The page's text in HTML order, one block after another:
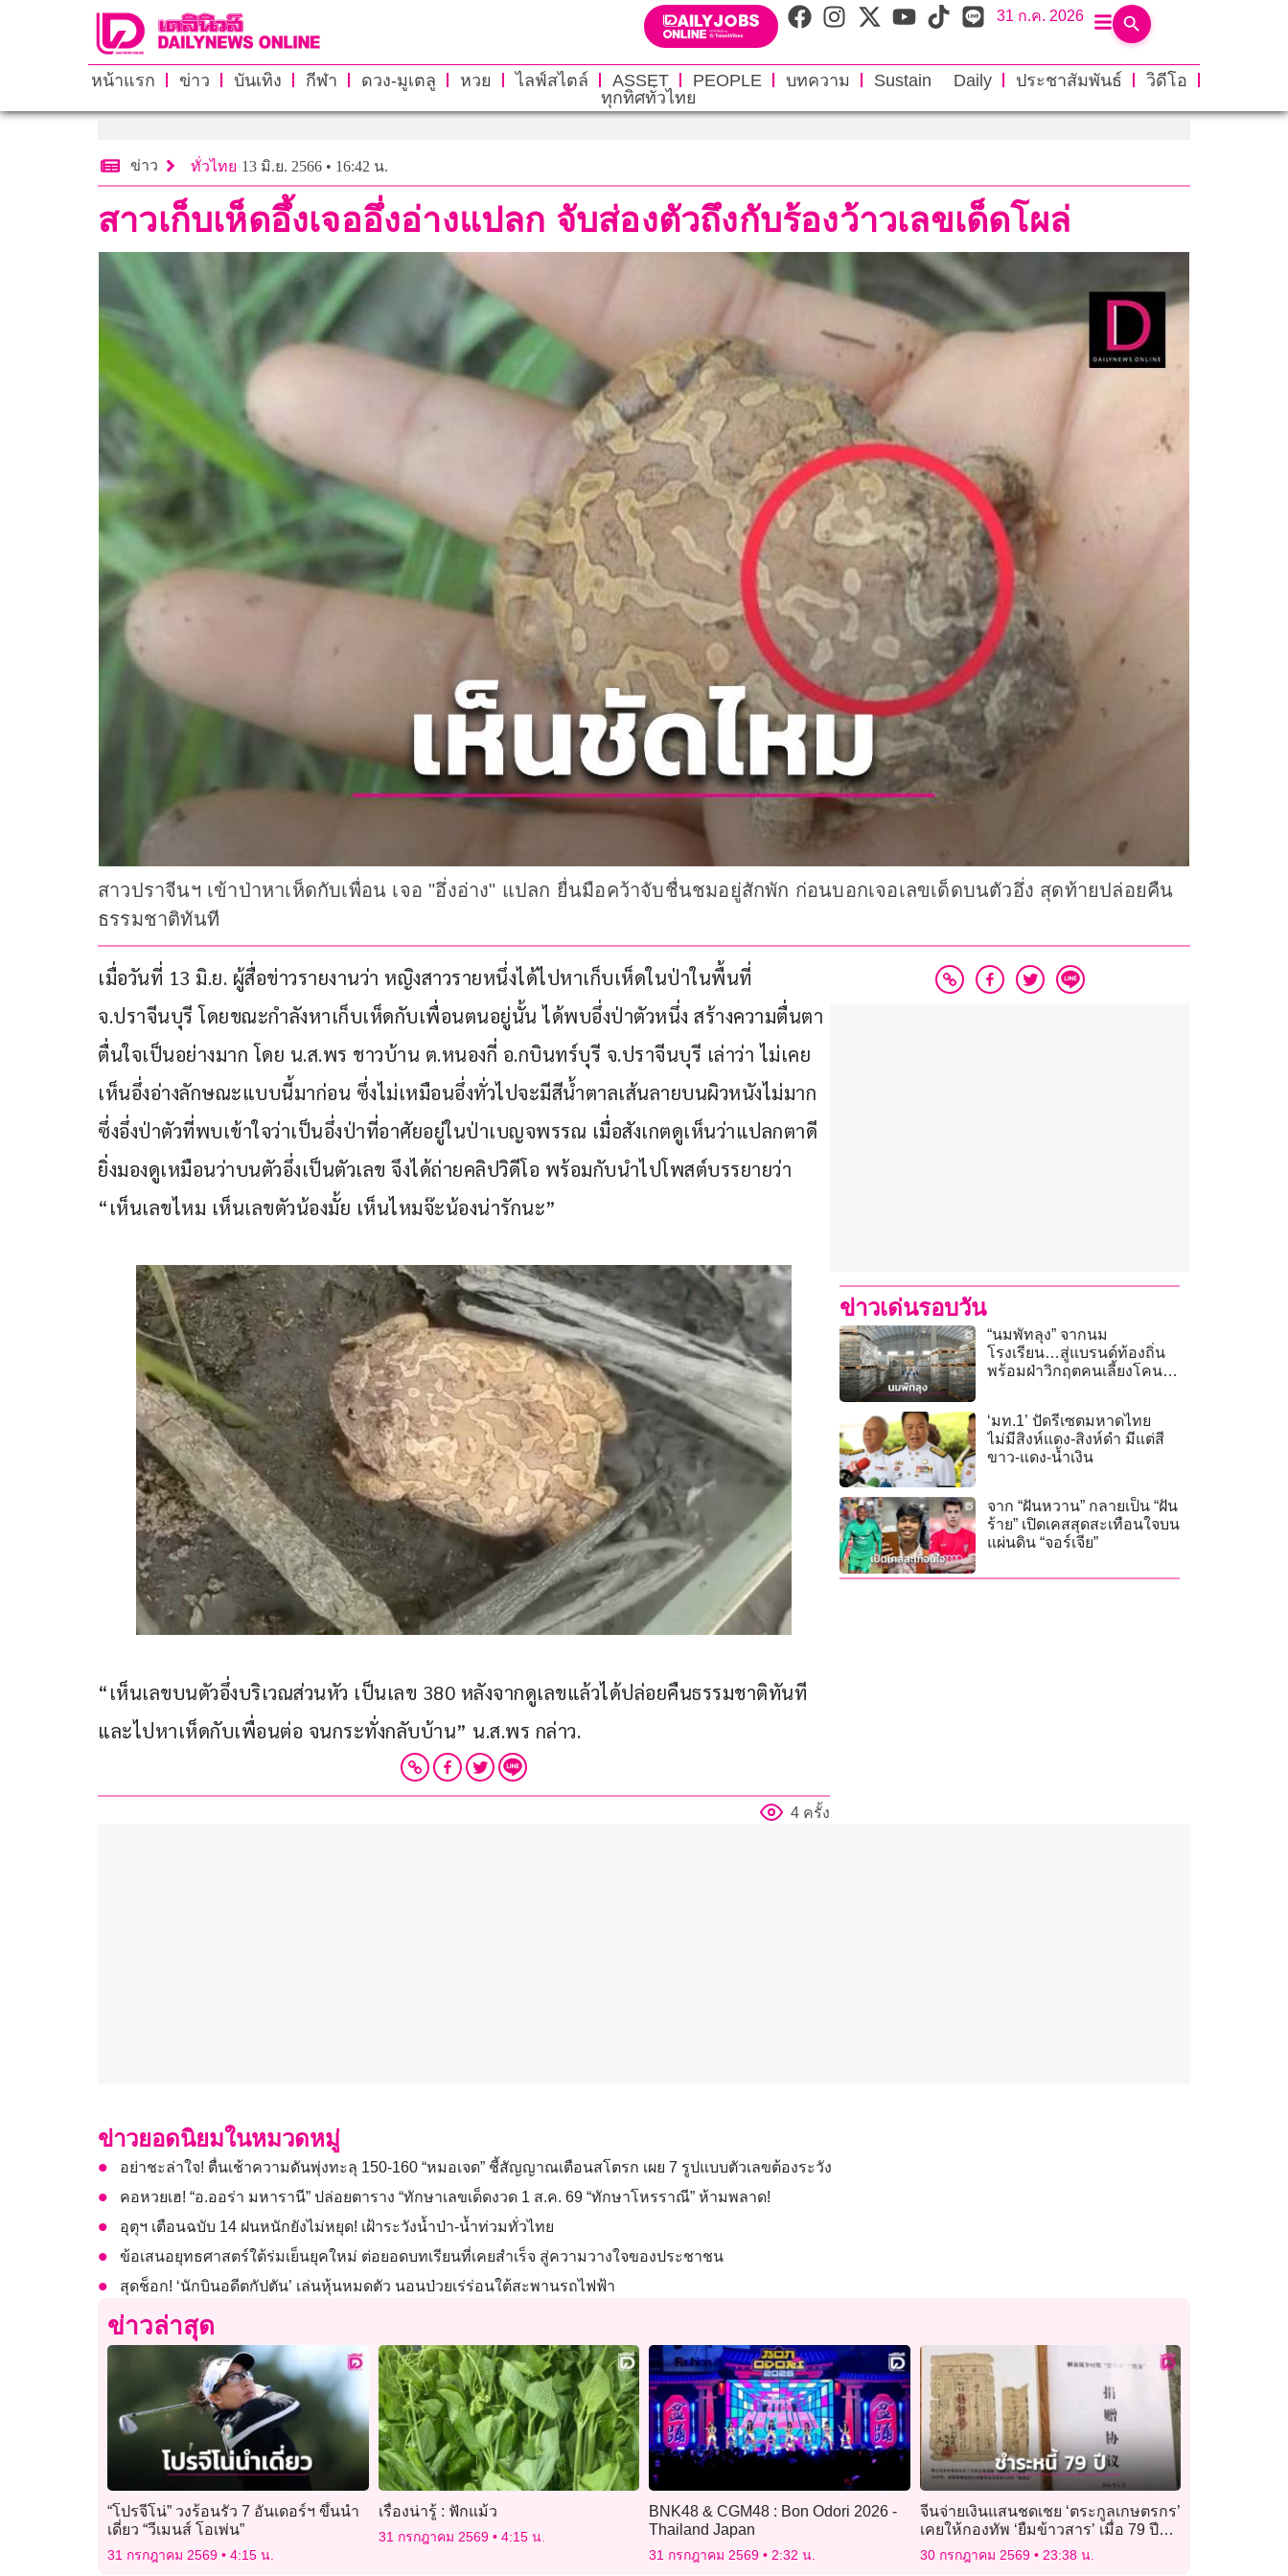
31 ก.ค. 2026
หน้าแรก ข่าว บันเทิง กีฬา ดวง-มูเตลู หวย ไลฟ์สไตล์ ASSET PEOPLE บทความ Sustain Daily ประชาสัมพันธ์
วิดีโอ
ทุกทิศทั่วไทย
ข่าว ทั่วไทย 13 มิ.ย. 2566 • 16:42 น.
สาวเก็บเห็ดอึ้งเจออึ่งอ่างแปลก จับส่องตัวถึงกับร้องว้าวเลขเด็ดโผล่
สาวปราจีนฯ เข้าป่าหาเห็ดกับเพื่อน เจอ "อึ่งอ่าง" แปลก ยื่นมือคว้าจับชื่นชมอยู่สักพัก ก่อนบอกเจอเลขเด็ดบนตัวอึ่ง สุดท้ายปล่อยคืน
ธรรมชาติทันที
เมื่อวันที่ 13 มิ.ย. ผู้สื่อข่าวรายงานว่า หญิงสาวรายหนึ่งได้ไปหาเก็บเห็ดในป่าในพื้นที่
จ.ปราจีนบุรี โดยขณะกำลังหาเก็บเห็ดกับเพื่อนตนอยู่นั้น ได้พบอึ่งป่าตัวหนึ่ง สร้างความตื่นตา
ตื่นใจเป็นอย่างมาก โดย น.ส.พร ชาวบ้าน ต.หนองกี่ อ.กบินทร์บุรี จ.ปราจีนบุรี เล่าว่า ไม่เคย
เห็นอึ่งอ่างลักษณะแบบนี้มาก่อน ซึ่งไม่เหมือนอึ่งทั่วไปจะมีสีน้ำตาลเส้นลายบนผิวหนังไม่มาก
ซึ่งอึ่งป่าตัวที่พบเข้าใจว่าเป็นอึ่งป่าที่อาศัยอยู่ในป่าเบญจพรรณ เมื่อสังเกตดูเห็นว่าแปลกตาดี
ยิ่งมองดูเหมือนว่าบนตัวอึ่งเป็นตัวเลข จึงได้ถ่ายคลิปวิดีโอ พร้อมกับนำไปโพสต์บรรยายว่า
“เห็นเลขไหม เห็นเลขตัวน้องมั้ย เห็นไหมจ๊ะน้องน่ารักนะ”
“เห็นเลขบนตัวอึ่งบริเวณส่วนหัว เป็นเลข 380 หลังจากดูเลขแล้วได้ปล่อยคืนธรรมชาติทันที
และไปหาเห็ดกับเพื่อนต่อ จนกระทั่งกลับบ้าน” น.ส.พร กล่าว.
4 ครั้ง
ข่าวเด่นรอบวัน
“นมพัทลุง” จากนม
โรงเรียน…สู่แบรนด์ท้องถิ่น
พร้อมฝ่าวิกฤตคนเลี้ยงโคนม
‘มท.1’ ปัดรีเซตมหาดไทย
ไม่มีสิงห์แดง-สิงห์ดำ มีแต่สี
ขาว-แดง-น้ำเงิน
จาก “ฝันหวาน” กลายเป็น “ฝัน
ร้าย” เปิดเคสสุดสะเทือนใจบน
แผ่นดิน “จอร์เจีย”
ข่าวยอดนิยมในหมวดหมู่
อย่าชะล่าใจ! ตื่นเช้าความดันพุ่งทะลุ 150-160 “หมอเจด” ชี้สัญญาณเตือนสโตรก เผย 7 รูปแบบตัวเลขต้องระวัง
คอหวยเฮ! “อ.ออร่า มหารานี” ปล่อยตาราง “ทักษาเลขเด็ดงวด 1 ส.ค. 69 “ทักษาโหรราณี” ห้ามพลาด!
อุตุฯ เตือนฉบับ 14 ฝนหนักยังไม่หยุด! เฝ้าระวังน้ำป่า-น้ำท่วมทั่วไทย
ข้อเสนอยุทธศาสตร์ใต้ร่มเย็นยุคใหม่ ต่อยอดบทเรียนที่เคยสำเร็จ สู่ความวางใจของประชาชน
สุดช็อก! ‘นักบินอดีตกัปตัน’ เล่นหุ้นหมดตัว นอนป่วยเร่ร่อนใต้สะพานรถไฟฟ้า
ข่าวล่าสุด
“โปรจีโน่” วงร้อนรัว 7 อันเดอร์ฯ ขึ้นนำ
เดี่ยว “วีเมนส์ โอเพ่น”
31 กรกฎาคม 2569 4:15 น.
เรื่องน่ารู้ : ฟักแม้ว
31 กรกฎาคม 2569 4:15 น.
BNK48 & CGM48 : Bon Odori 2026 -
Thailand Japan
31 กรกฎาคม 2569 2:32 น.
จีนจ่ายเงินแสนชดเชย ‘ตระกูลเกษตรกร’
เคยให้กองทัพ ‘ยืมข้าวสาร’ เมื่อ 79 ปี
ก่อน
30 กรกฎาคม 2569 23:38 น.